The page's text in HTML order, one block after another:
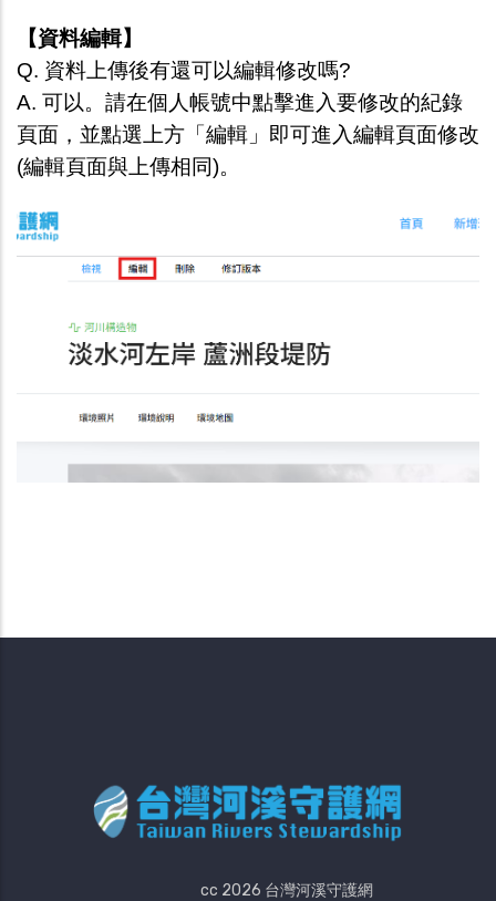
【資料編輯】
Q. 資料上傳後有還可以編輯修改嗎?
A. 可以。請在個人帳號中點擊進入要修改的紀錄
頁面，並點選上方「編輯」即可進入編輯頁面修改
(編輯頁面與上傳相同)。
cc 2026 台灣河溪守護網